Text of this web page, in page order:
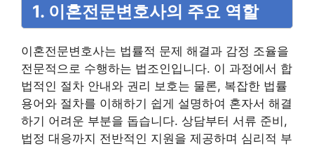
1. 이혼전문변호사의 주요 역할
이혼전문변호사는 법률적 문제 해결과 감정 조율을
전문적으로 수행하는 법조인입니다. 이 과정에서 합
법적인 절차 안내와 권리 보호는 물론, 복잡한 법률
용어와 절차를 이해하기 쉽게 설명하여 혼자서 해결
하기 어려운 부분을 돕습니다. 상담부터 서류 준비,
법정 대응까지 전반적인 지원을 제공하며 심리적 부